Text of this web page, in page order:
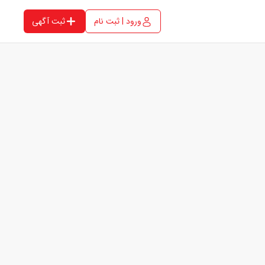
ورود | ثبت نام ثبت آگهی